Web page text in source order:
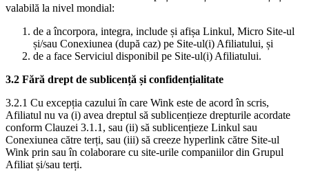
valabilă la nivel mondial:
de a încorpora, integra, include și afișa Linkul, Micro Site-ul
și/sau Conexiunea (după caz) pe Site-ul(i) Afiliatului, și
de a face Serviciul disponibil pe Site-ul(i) Afiliatului.
3.2 Fără drept de sublicență și confidențialitate
3.2.1 Cu excepția cazului în care Wink este de acord în scris,
Afiliatul nu va (i) avea dreptul să sublicențieze drepturile acordate
conform Clauzei 3.1.1, sau (ii) să sublicențieze Linkul sau
Conexiunea către terți, sau (iii) să creeze hyperlink către Site-ul
Wink prin sau în colaborare cu site-urile companiilor din Grupul
Afiliat și/sau terți.